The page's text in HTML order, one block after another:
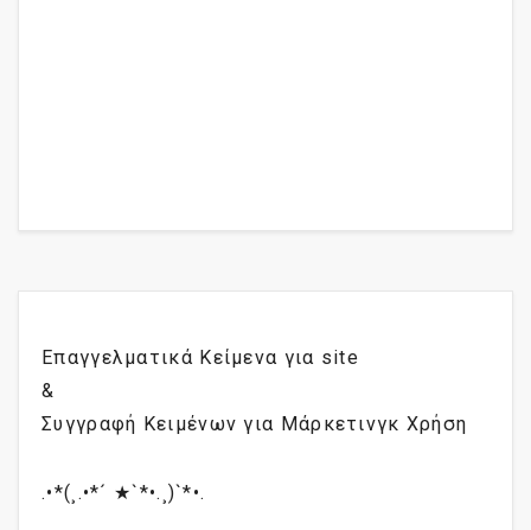
Επαγγελματικά Κείμενα για site
&
Συγγραφή Κειμένων για Μάρκετινγκ Χρήση
.•*(¸.•*´ ★`*•.¸)`*•.